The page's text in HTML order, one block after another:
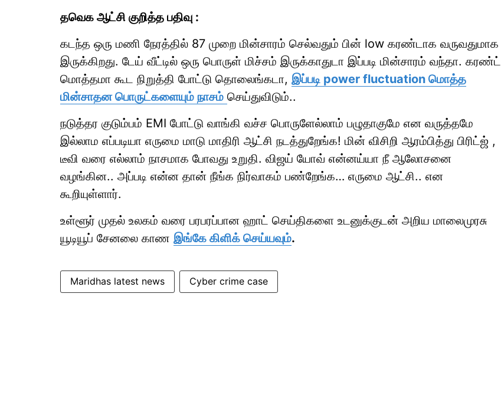
தவெக ஆட்சி குறித்த பதிவு :
கடந்த ஒரு மணி நேரத்தில் 87 முறை மின்சாரம் செல்வதும் பின் low கரண்டாக வருவதுமாக
இருக்கிறது. டேய் வீட்டில் ஒரு பொருள் மிச்சம் இருக்காதுடா இப்படி மின்சாரம் வந்தா. கரண்ட்
மொத்தமா கூட நிறுத்தி போட்டு தொலைங்கடா, இப்படி power fluctuation மொத்த
மின்சாதன பொருட்களையும் நாசம் செய்துவிடும்..
நடுத்தர குடும்பம் EMI போட்டு வாங்கி வச்ச பொருளேல்லாம் பழுதாகுமே என வருத்தமே
இல்லாம எப்படியா எருமை மாடு மாதிரி ஆட்சி நடத்துறேங்க! மின் விசிறி ஆரம்பித்து பிரிட்ஜ் ,
டீவி வரை எல்லாம் நாசமாக போவது உறுதி. விஜய் யோவ் என்னய்யா நீ ஆலோசனை
வழங்கின.. அப்படி என்ன தான் நீங்க நிர்வாகம் பண்றேங்க… எருமை ஆட்சி.. என
கூறியுள்ளார்.
உள்ளூர் முதல் உலகம் வரை பரபரப்பான ஹாட் செய்திகளை உடனுக்குடன் அறிய மாலைமுரசு
யூடியூப் சேனலை காண இங்கே கிளிக் செய்யவும்.
Maridhas latest news Cyber crime case